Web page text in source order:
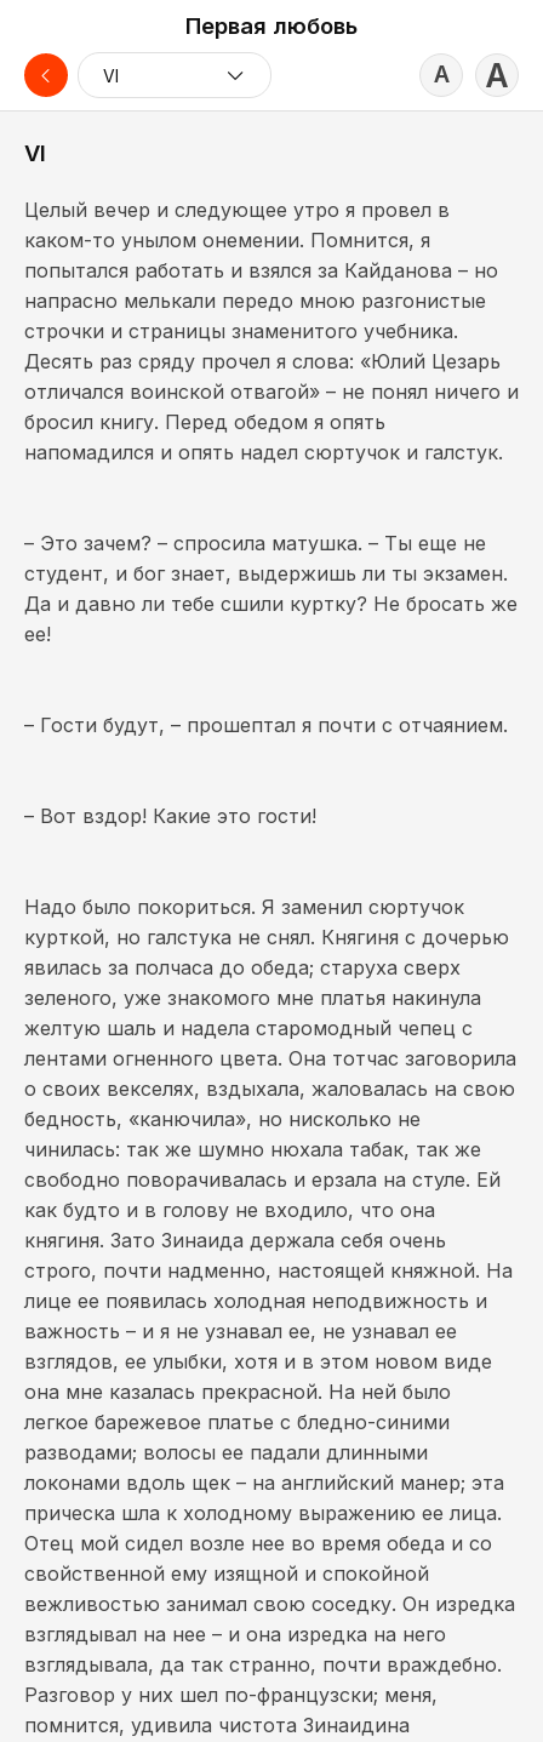
VI
Первая любовь
А А
VI
Целый вечер и следующее утро я провел в
каком-то унылом онемении. Помнится, я
попытался работать и взялся за Кайданова – но
напрасно мелькали передо мною разгонистые
строчки и страницы знаменитого учебника.
Десять раз сряду прочел я слова: «Юлий Цезарь
отличался воинской отвагой» – не понял ничего и
бросил книгу. Перед обедом я опять
напомадился и опять надел сюртучок и галстук.
– Это зачем? – спросила матушка. – Ты еще не
студент, и бог знает, выдержишь ли ты экзамен.
Да и давно ли тебе сшили куртку? Не бросать же
ее!
– Гости будут, – прошептал я почти с отчаянием.
– Вот вздор! Какие это гости!
Надо было покориться. Я заменил сюртучок
курткой, но галстука не снял. Княгиня с дочерью
явилась за полчаса до обеда; старуха сверх
зеленого, уже знакомого мне платья накинула
желтую шаль и надела старомодный чепец с
лентами огненного цвета. Она тотчас заговорила
о своих векселях, вздыхала, жаловалась на свою
бедность, «канючила», но нисколько не
чинилась: так же шумно нюхала табак, так же
свободно поворачивалась и ерзала на стуле. Ей
как будто и в голову не входило, что она
княгиня. Зато Зинаида держала себя очень
строго, почти надменно, настоящей княжной. На
лице ее появилась холодная неподвижность и
важность – и я не узнавал ее, не узнавал ее
взглядов, ее улыбки, хотя и в этом новом виде
она мне казалась прекрасной. На ней было
легкое барежевое платье с бледно-синими
разводами; волосы ее падали длинными
локонами вдоль щек – на английский манер; эта
прическа шла к холодному выражению ее лица.
Отец мой сидел возле нее во время обеда и со
свойственной ему изящной и спокойной
вежливостью занимал свою соседку. Он изредка
взглядывал на нее – и она изредка на него
взглядывала, да так странно, почти враждебно.
Разговор у них шел по-французски; меня,
помнится, удивила чистота Зинаидина